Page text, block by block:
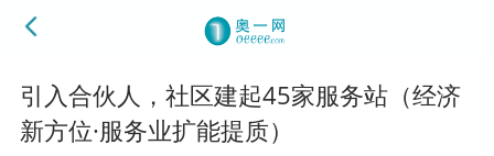
引入合伙人，社区建起45家服务站（经济
新方位·服务业扩能提质）